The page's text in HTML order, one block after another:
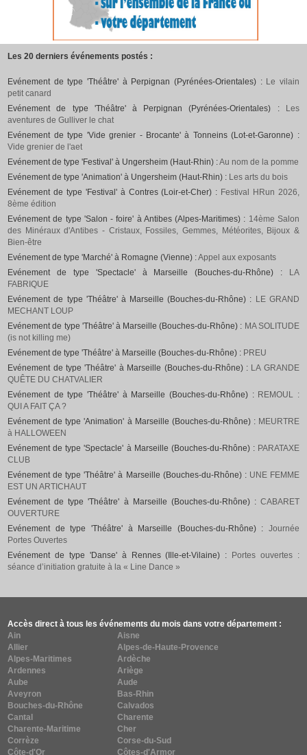
Les 20 derniers événements postés :
Evénement de type 'Théâtre' à Perpignan (Pyrénées-Orientales) : Le vilain
petit canard
Evénement de type 'Théâtre' à Perpignan (Pyrénées-Orientales) :
Les
aventures de Gulliver le chat
Evénement de type 'Vide grenier - Brocante' à Tonneins (Lot-et-Garonne) :
Vide grenier de l'aet
Evénement de type 'Festival' à Ungersheim (Haut-Rhin) :Au nom de la pomme
Evénement de type 'Animation' à Ungersheim (Haut-Rhin) : Les arts du bois
Evénement de type 'Festival' à Contres (Loir-et-Cher) : Festival HRun 2026,
8ème édition
Evénement de type 'Salon - foire' à Antibes (Alpes-Maritimes) : 14ème Salon
des Minéraux d'Antibes - Cristaux, Fossiles, Gemmes, Météorites, Bijoux &
Bien-être
Evénement de type 'Marché' à Romagne (Vienne) :Appel aux exposants
Evénement de type 'Spectacle' à Marseille (Bouches-du-Rhône) :
LA
FABRIQUE
Evénement de type 'Théâtre' à Marseille (Bouches-du-Rhône) : LE GRAND
MECHANT LOUP
Evénement de type 'Théâtre' à Marseille (Bouches-du-Rhône) : MA SOLITUDE
(is not killing me)
Evénement de type 'Théâtre' à Marseille (Bouches-du-Rhône) : PREU
Evénement de type 'Théâtre' à Marseille (Bouches-du-Rhône) : LA GRANDE
QUÊTE DU CHATVALIER
Evénement de type 'Théâtre' à Marseille (Bouches-du-Rhône) : REMOUL :
QUI A FAIT ÇA ?
Evénement de type 'Animation' à Marseille (Bouches-du-Rhône) : MEURTRE
à HALLOWEEN
Evénement de type 'Spectacle' à Marseille (Bouches-du-Rhône) : PARATAXE
CLUB
Evénement de type 'Théâtre' à Marseille (Bouches-du-Rhône) : UNE FEMME
EST UN ARTICHAUT
Evénement de type 'Théâtre' à Marseille (Bouches-du-Rhône) : CABARET
OUVERTURE
Evénement de type 'Théâtre' à Marseille (Bouches-du-Rhône) : Journée
Portes Ouvertes
Evénement de type 'Danse' à Rennes (Ille-et-Vilaine) :
Portes ouvertes :
séance d’initiation gratuite à la « Line Dance »
Accès direct à tous les événements du mois dans votre département :
Ain
Aisne
Allier
Alpes-de-Haute-Provence
Alpes-Maritimes
Ardèche
Ardennes
Ariège
Aube
Aude
Aveyron
Bas-Rhin
Bouches-du-Rhône
Calvados
Cantal
Charente
Charente-Maritime
Cher
Corrèze
Corse-du-Sud
Côte-d'Or
Côtes-d'Armor